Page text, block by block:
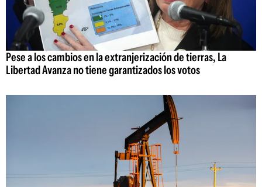
Pese a los cambios en la extranjerización de tierras, La
Libertad Avanza no tiene garantizados los votos